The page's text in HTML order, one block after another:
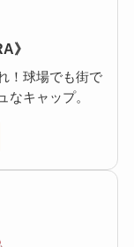
》
！球場でも街で
なキャップ。